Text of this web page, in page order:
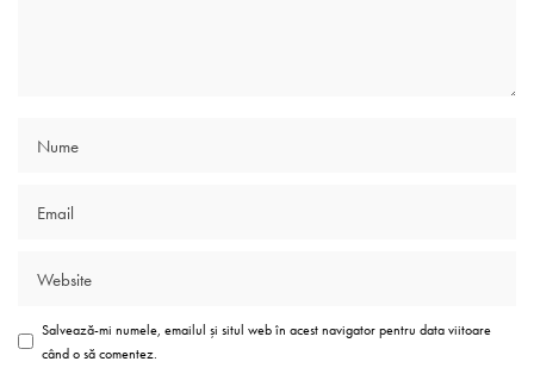
Salvează-mi numele, emailul și situl web în acest navigator pentru data viitoare
când o să comentez.